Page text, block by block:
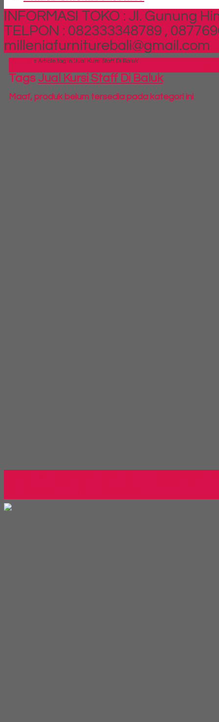
INFORMASI TOKO : Jl. Gunung
TELPON : 082333348789 ,
milleniafurniturebali@gmail.com
» Article tag in 'Jual Kursi Staff Di Baluk'
Tags Jual Kursi Staff Di Baluk
Maaf, produk belum tersedia pada kategori ini